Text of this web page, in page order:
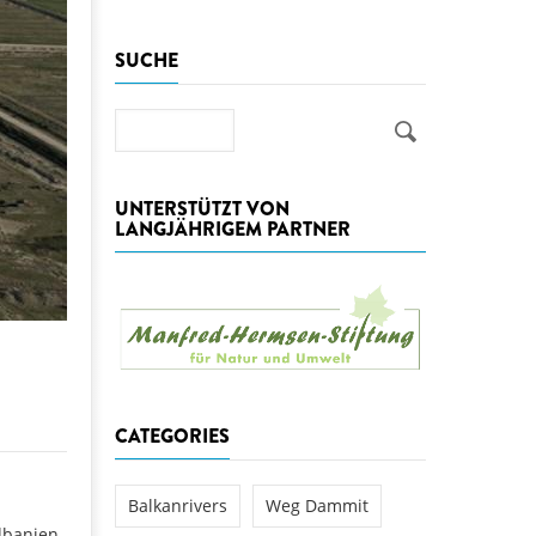
Ulog verursacht
DAMMIT
für den Kamp: Aus für
im Kamptal
SUCHE
UNTERSTÜTZT VON
LANGJÄHRIGEM PARTNER
CATEGORIES
Balkanrivers Weg Dammit